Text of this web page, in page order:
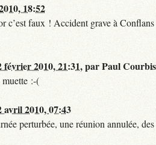
18:52
c’est faux ! Accident grave à
février 2010, 21:31,parPaul Courbis
:-(
avril 2010, 07:43
perturbée, une réunion annulée,